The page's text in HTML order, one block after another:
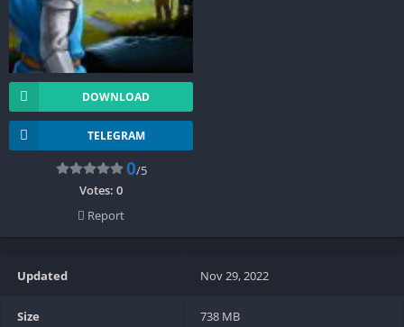
DOWNLOAD
TELEGRAM
0/5
Votes: 0
Report
Updated Nov 29, 2022
Size 738 MB